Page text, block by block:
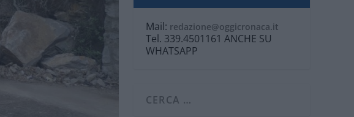
Mail: redazione@oggicronaca.it
Tel. 339.4501161 ANCHE SU
WHATSAPP